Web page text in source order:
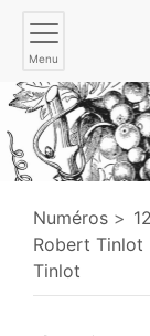
Menu
Numéros
Robert Tinlot
Tinlot